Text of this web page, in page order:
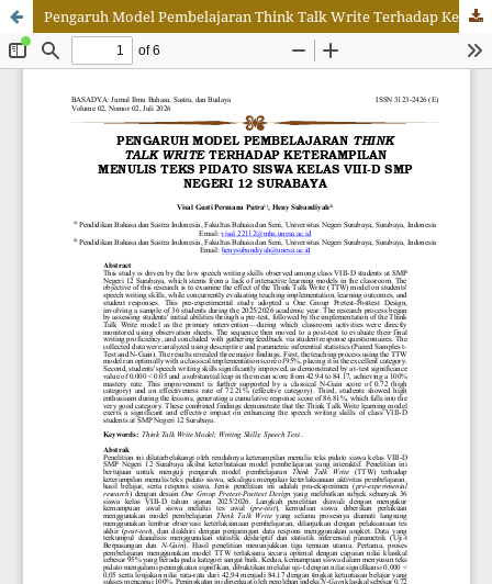
Pengaruh Model Pembelajaran Think Talk Write Terhadap Keterampilan Menulis Teks Pidato Siswa Kelas VIII-D Smp Negeri 12 Surabaya